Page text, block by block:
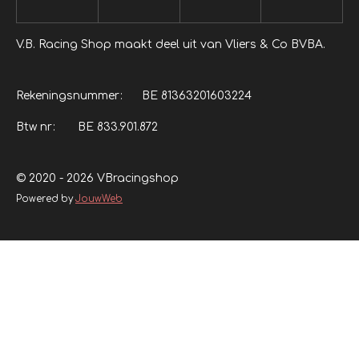
V.B. Racing Shop maakt deel uit van Vliers & Co BVBA.
Rekeningsnummer: BE 81363201603224
Btw nr: BE 833.901.872
© 2020 - 2026 VBracingshop
Powered byJouwWeb